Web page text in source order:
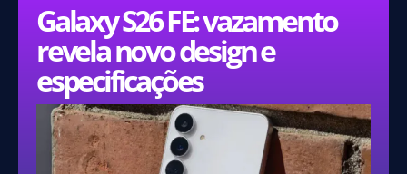
Galaxy S26 FE: vazamento
revela novo design e
especificações